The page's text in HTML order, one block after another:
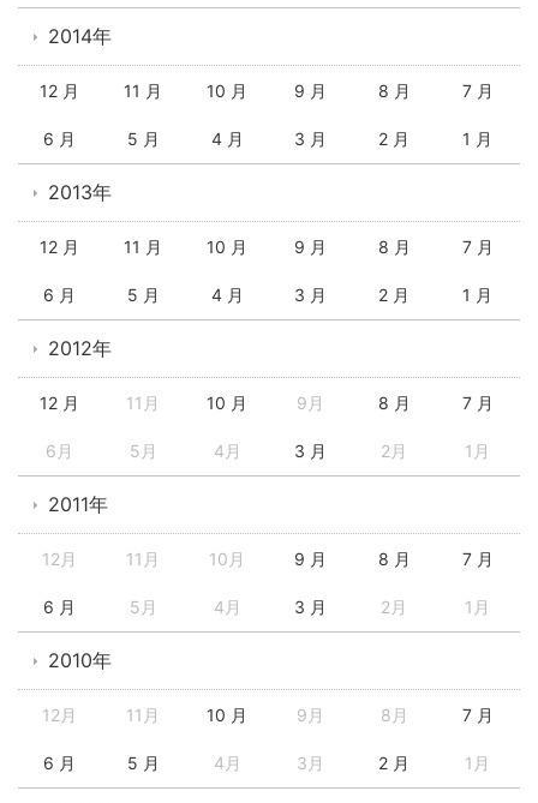
2014年
12 月 11 月 10 月 9 月 8 月 7 月
6 月 5 月 4 月 3 月 2 月 1 月
2013年
12 月 11 月 10 月 9 月 8 月 7 月
6 月 5 月 4 月 3 月 2 月 1 月
2012年
12 月 11月 10 月 9月 8 月 7 月
6月 5月 4月 3 月 2月 1月
2011年
12月 11月 10月 9 月 8 月 7 月
6 月 5月 4月 3 月 2月 1月
2010年
12月 11月 10 月 9月 8月 7 月
6 月 5 月 4月 3月 2 月 1月